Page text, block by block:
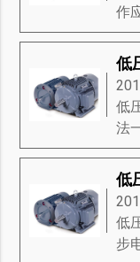
作
低
法
低
步